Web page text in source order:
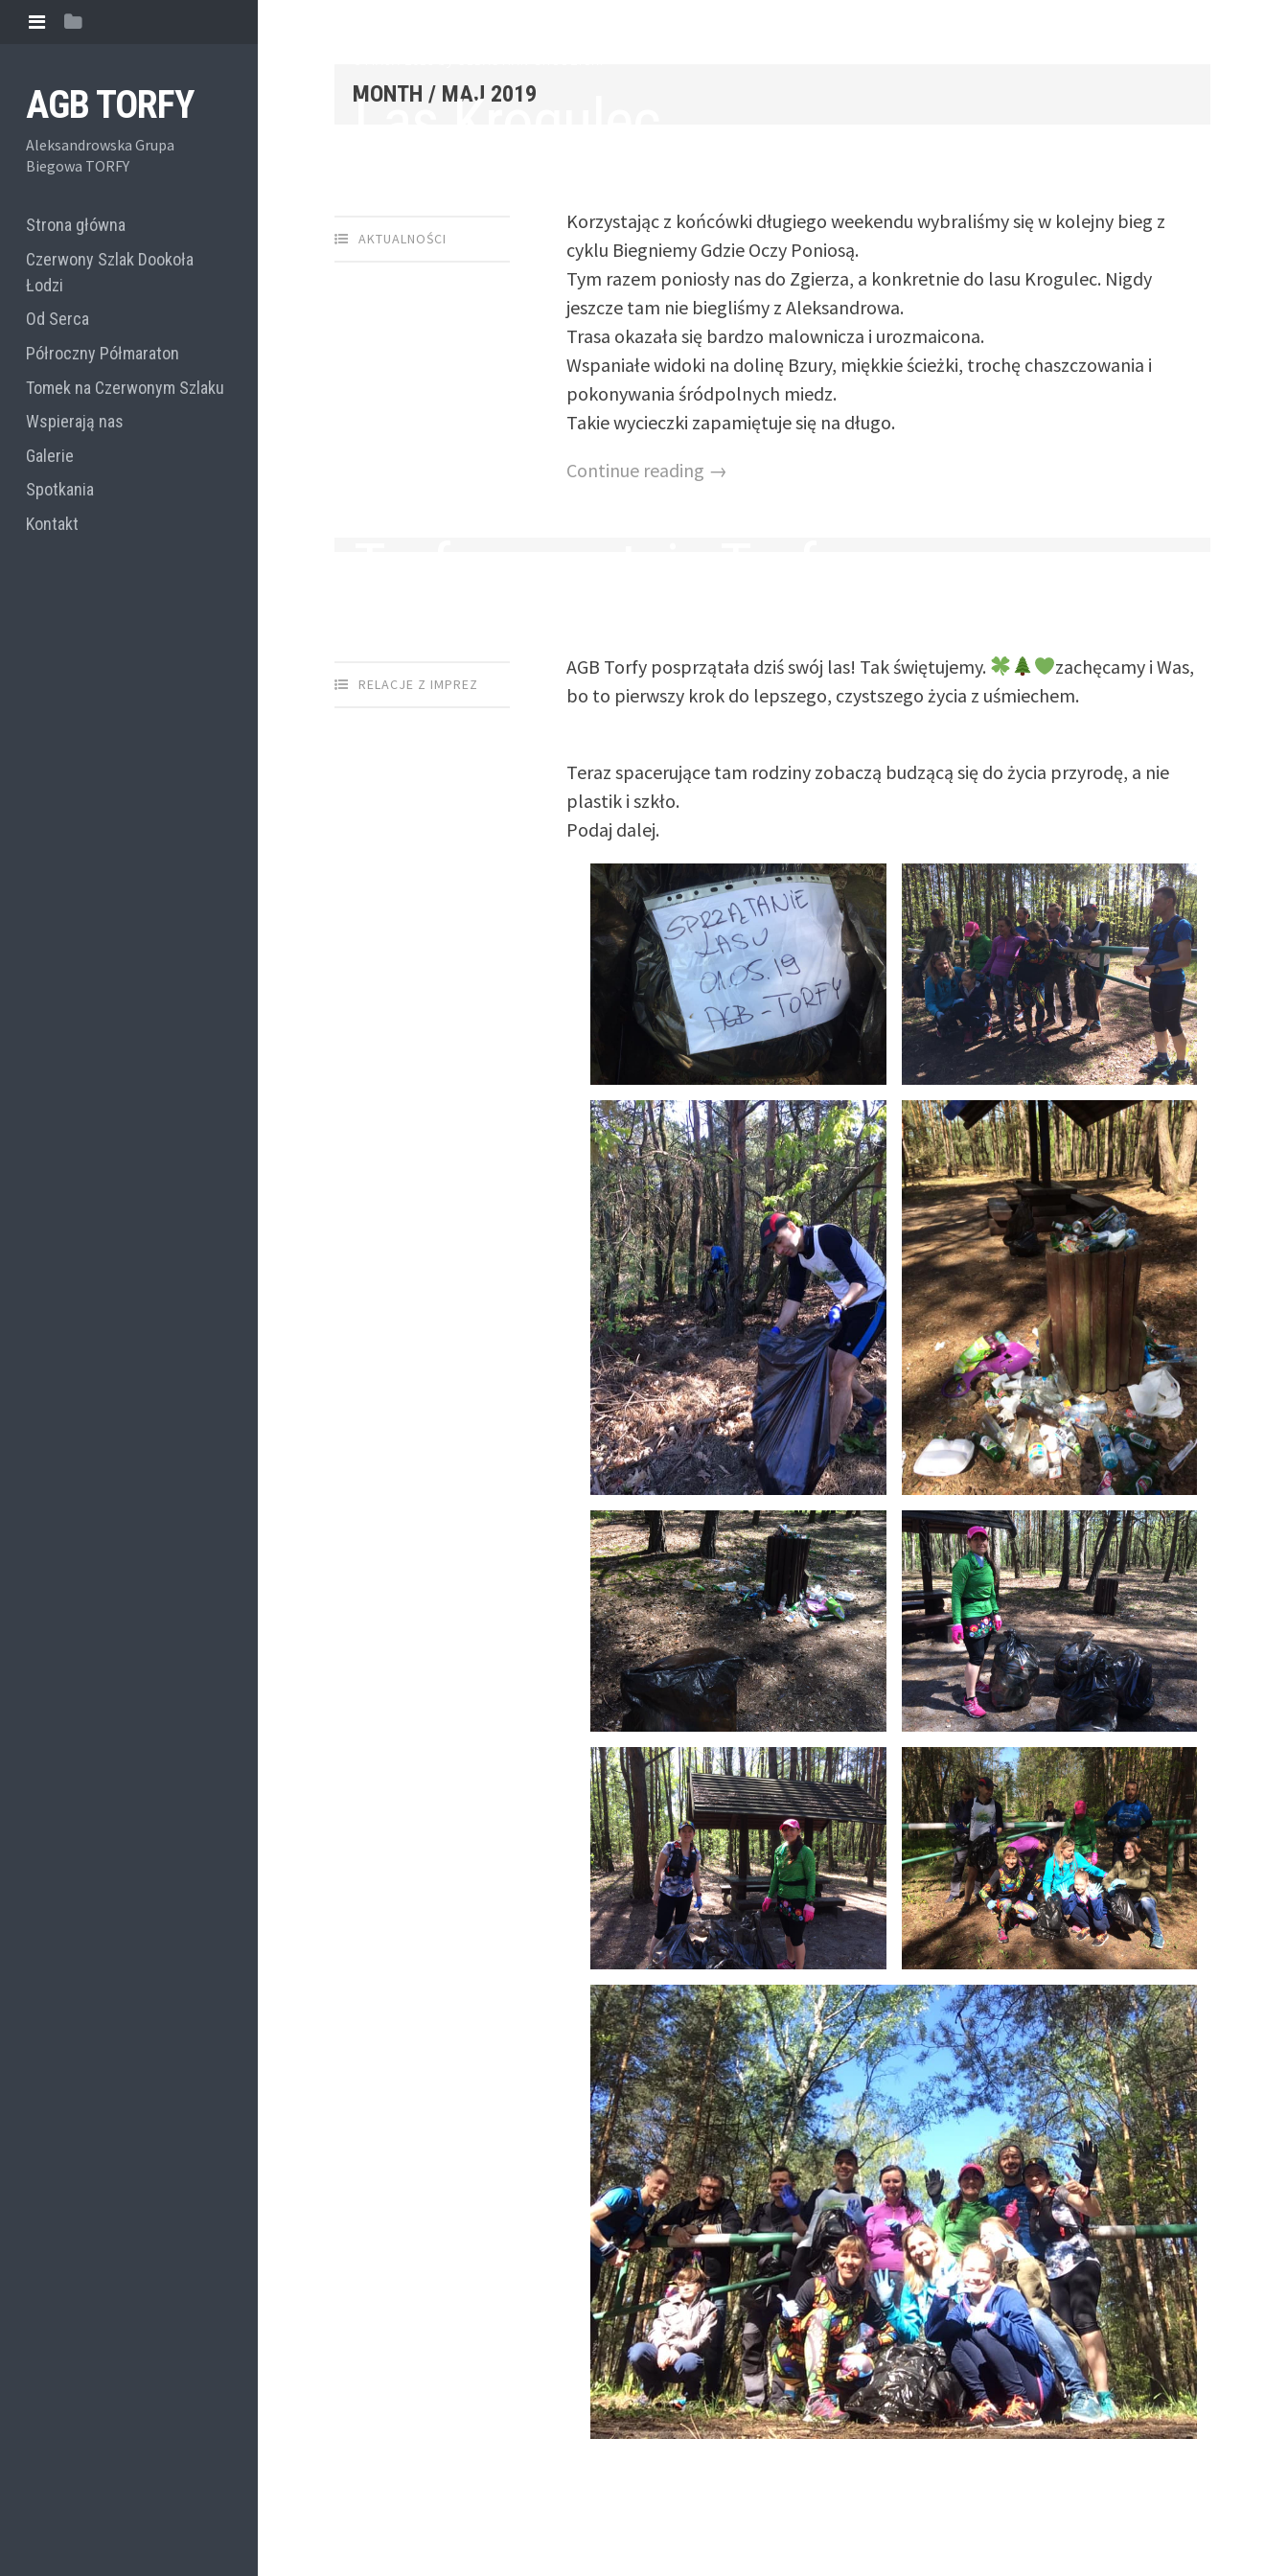
AGB TORFY
Aleksandrowska Grupa
Biegowa TORFY
Strona główna
Czerwony Szlak Dookoła
Łodzi
Od Serca
Półroczny Półmaraton
Tomek na Czerwonym Szlaku
Wspierają nas
Galerie
Spotkania
Kontakt
MONTH / MAJ 2019
Las Krogulec
AKTUALNOŚCI
Korzystając z końcówki długiego weekendu wybraliśmy się w kolejny bieg z
cyklu Biegniemy Gdzie Oczy Poniosą.
Tym razem poniosły nas do Zgierza, a konkretnie do lasu Krogulec. Nigdy
jeszcze tam nie biegliśmy z Aleksandrowa.
Trasa okazała się bardzo malownicza i urozmaicona.
Wspaniałe widoki na dolinę Bzury, miękkie ścieżki, trochę chaszczowania i
pokonywania śródpolnych miedz.
Takie wycieczki zapamiętuje się na długo.
Continue reading →
RELACJE Z IMPREZ
AGB Torfy posprzątała dziś swój las! Tak świętujemy.
zachęcamy i Was,
bo to pierwszy krok do lepszego, czystszego życia z uśmiechem.
Teraz spacerujące tam rodziny zobaczą budzącą się do życia przyrodę, a nie
plastik i szkło.
Podaj dalej.